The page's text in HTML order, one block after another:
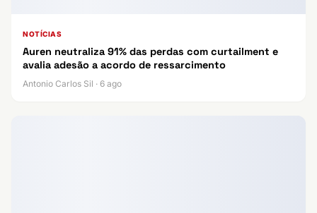
NOTÍCIAS
Auren neutraliza 91% das perdas com curtailment e
avalia adesão a acordo de ressarcimento
Antonio Carlos Sil · 6 ago